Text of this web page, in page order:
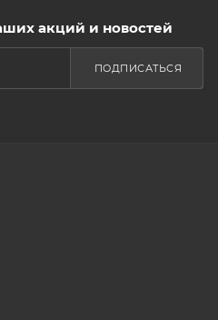
акций и новостей
ПОДПИСАТЬСЯ